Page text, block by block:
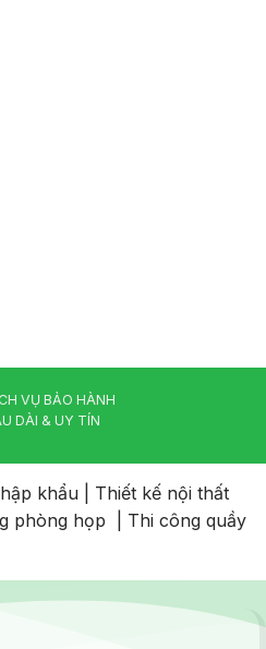
VỤ BẢO HÀNH
DÀI & UY TÍN
khẩu
Thiết kế nội thất
phòng họp
Thi công quầy